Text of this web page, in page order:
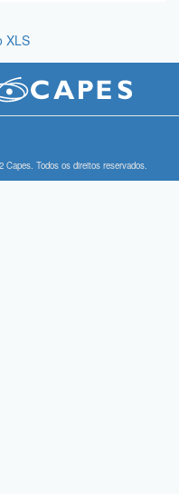
XLS
Capes. Todos os direitos reservados.